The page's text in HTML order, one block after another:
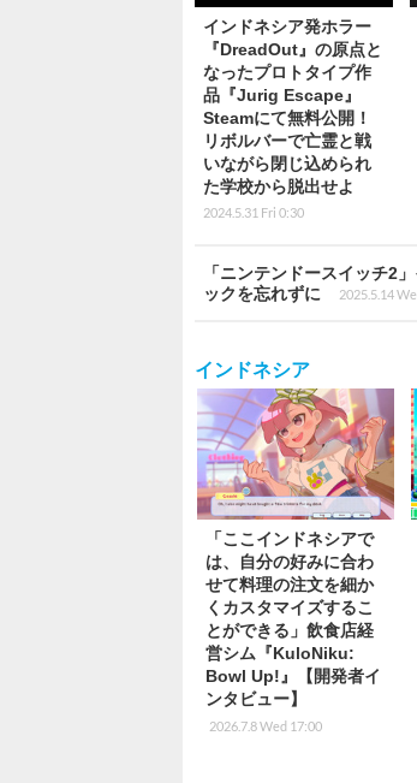
インドネシア発ホラー
『DreadOut』の原点と
なったプロトタイプ作
品『Jurig Escape』
Steamにて無料公開！
リボルバーで亡霊と戦
いながら閉じ込められ
た学校から脱出せよ
2024.5.31 Fri 0:30
「ニンテンドースイッチ2
ックを忘れずに
2025.5.14
インドネシア
「ここインドネシアで
は、自分の好みに合わ
せて料理の注文を細か
くカスタマイズするこ
とができる」飲食店経
営シム『KuloNiku:
Bowl Up!』【開発者イ
ンタビュー】
2026.7.8 Wed 17:00